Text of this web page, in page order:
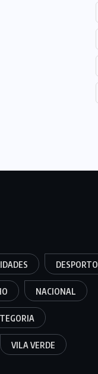
DESPORTO
NACIONAL
VILA VERDE